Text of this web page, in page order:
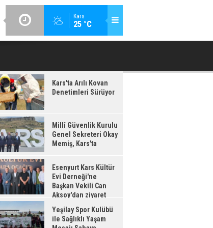
Kars
25 °C
ESENYURT KARS KÜLTÜR EVI DERNEĞI'NE BAŞKAN VEKILI CAN
Kars'ta Arılı Kovan
Denetimleri Sürüyor
Millî Güvenlik Kurulu
Genel Sekreteri Okay
Memiş, Kars'ta
Esenyurt Kars Kültür
Evi Derneği'ne
Başkan Vekili Can
Aksoy'dan ziyaret
Yeşilay Spor Kulübü
ile Sağlıklı Yaşam